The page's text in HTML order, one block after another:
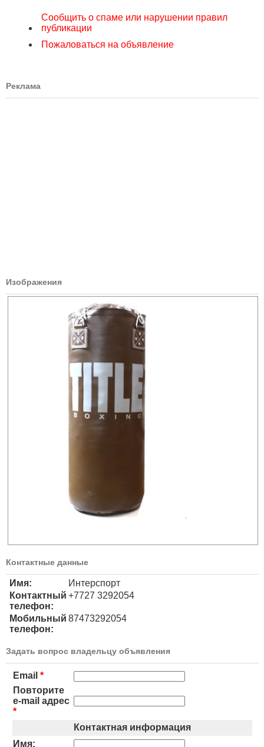
Сообщить о спаме или нарушении правил
публикации
Пожаловаться на объявление
Реклама
Изображения
Контактные данные
Имя:
Интерспорт
Контактный
телефон:
+7727 3292054
Мобильный
телефон:
87473292054
Задать вопрос владельцу объявления
Email *
Повторите
e-mail адрес
*
Контактная информация
Имя: